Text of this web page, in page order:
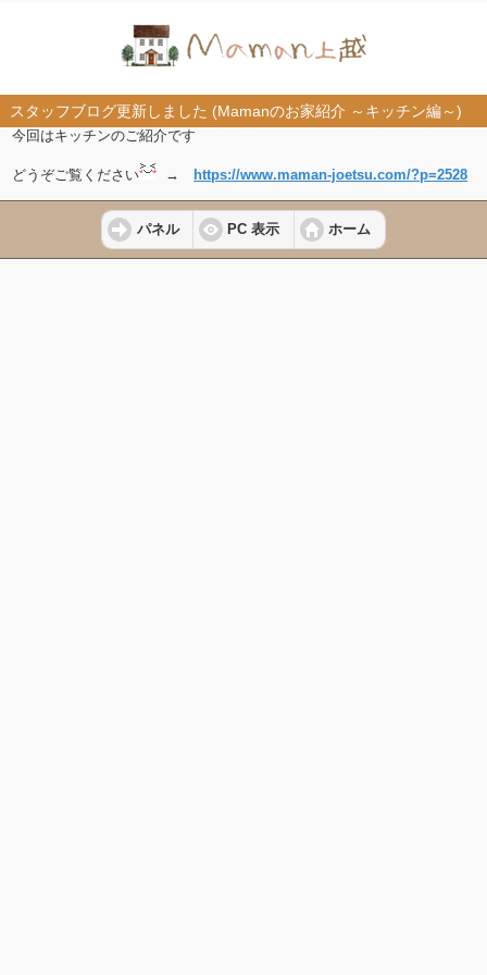
スタッフブログ更新しました (Mamanのお家紹介 ～キッチン編～)
今回はキッチンのご紹介です
どうぞご覧ください → https://www.maman-joetsu.com/?p=2528
パネル PC 表示 ホーム